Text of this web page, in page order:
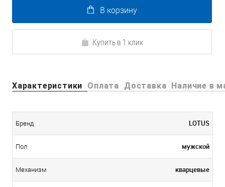
В корзину
Купить в 1 клик
Характеристики Оплата Доставка Наличие в
Бренд LOTUS
Пол мужской
Механизм кварцевые